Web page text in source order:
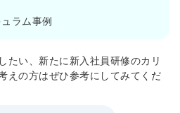
ラム事例
たい、新たに新入社員研修のカリ
えの方はぜひ参考にしてみてくだ